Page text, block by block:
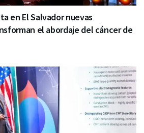
en El Salvador nuevas
el abordaje del cáncer de